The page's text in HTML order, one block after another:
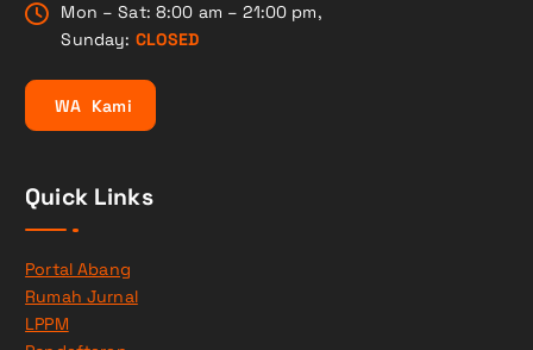
Mon – Sat: 8:00 am – 21:00 pm,
Sunday: CLOSED
WA Kami
Quick Links
Portal Abang
Rumah Jurnal
LPPM